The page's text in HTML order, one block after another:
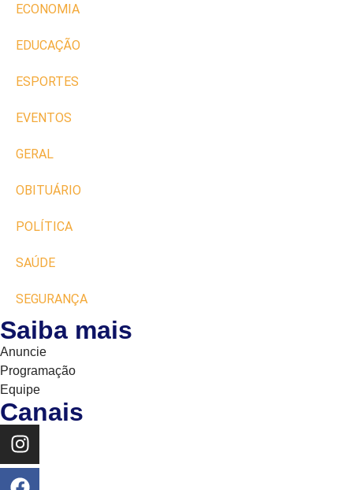
ECONOMIA
EDUCAÇÃO
ESPORTES
EVENTOS
GERAL
OBITUÁRIO
POLÍTICA
SAÚDE
SEGURANÇA
Saiba mais
Anuncie
Programação
Equipe
Canais